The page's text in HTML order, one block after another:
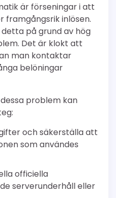
är förseningar i att
inlösen.
på grund av hög
Det är klokt att
man kontaktar
belöningar
problem kan
och säkerställa att
som användes
officiella
serverunderhåll eller